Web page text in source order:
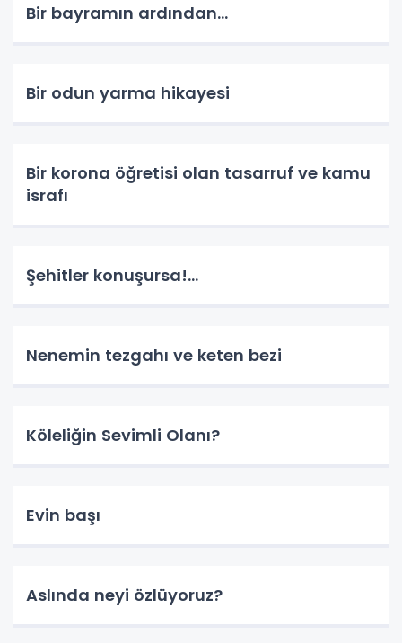
Bir bayramın ardından...
Bir odun yarma hikayesi
Bir korona öğretisi olan tasarruf ve kamu
israfı
Şehitler konuşursa!...
Nenemin tezgahı ve keten bezi
Köleliğin Sevimli Olanı?
Evin başı
Aslında neyi özlüyoruz?